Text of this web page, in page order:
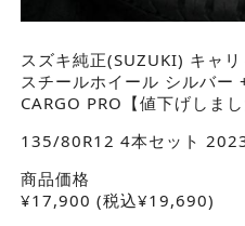
スズキ純正(SUZUKI) キャ
スチールホイール シルバー
CARGO PRO【値下げしまし
135/80R12 4本セット
商品価格
¥17,900 (税込¥19,690)